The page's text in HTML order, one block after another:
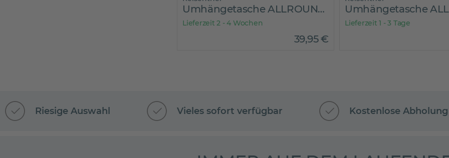
Umhängetasche ALLROUNDER CROSS TWIST SILVER
Lieferzeit 2 - 4 Wochen
39,95€
Lieferzeit 1 - 3 Tage
Riesige Auswahl Vieles sofort verfügbar Kostenlose